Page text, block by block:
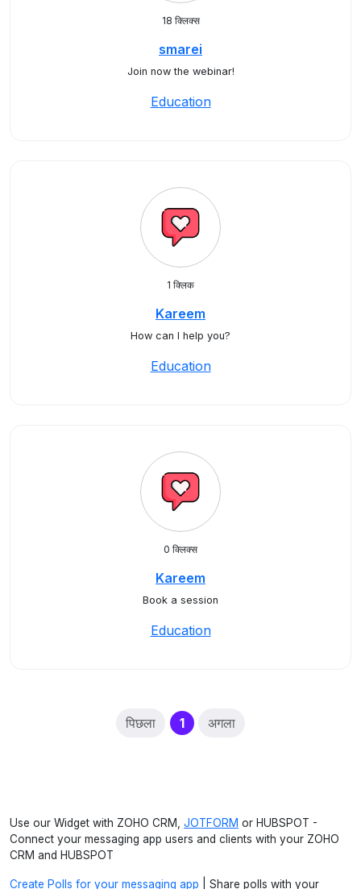
18 क्लिक्स
smarei
Join now the webinar!
Education
1 क्लिक
Kareem
How can I help you?
Education
0 क्लिक्स
Kareem
Book a session
Education
पिछला 1(current)
अगला
Use our Widget with ZOHO CRM, JOTFORM or HUBSPOT -
Connect your messaging app users and clients with your ZOHO
CRM and HUBSPOT
Create Polls for your messaging app | Share polls with your